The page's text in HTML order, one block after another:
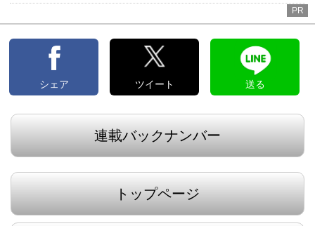
PR
シェア ツイート 送る
連載バックナンバー
トップページ